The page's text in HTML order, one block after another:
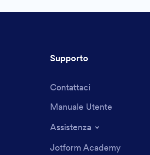
Supporto
Contattaci
Manuale Utente
Assistenza
Jotform Academy